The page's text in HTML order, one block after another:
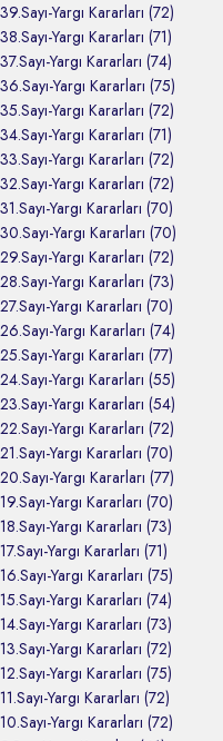
39.Sayı-Yargı Kararları (72)
38.Sayı-Yargı Kararları (71)
37.Sayı-Yargı Kararları (74)
36.Sayı-Yargı Kararları (75)
35.Sayı-Yargı Kararları (72)
34.Sayı-Yargı Kararları (71)
33.Sayı-Yargı Kararları (72)
32.Sayı-Yargı Kararları (72)
31.Sayı-Yargı Kararları (70)
30.Sayı-Yargı Kararları (70)
29.Sayı-Yargı Kararları (72)
28.Sayı-Yargı Kararları (73)
27.Sayı-Yargı Kararları (70)
26.Sayı-Yargı Kararları (74)
25.Sayı-Yargı Kararları (77)
24.Sayı-Yargı Kararları (55)
23.Sayı-Yargı Kararları (54)
22.Sayı-Yargı Kararları (72)
21.Sayı-Yargı Kararları (70)
20.Sayı-Yargı Kararları (77)
19.Sayı-Yargı Kararları (70)
18.Sayı-Yargı Kararları (73)
17.Sayı-Yargı Kararları (71)
16.Sayı-Yargı Kararları (75)
15.Sayı-Yargı Kararları (74)
14.Sayı-Yargı Kararları (73)
13.Sayı-Yargı Kararları (72)
12.Sayı-Yargı Kararları (75)
11.Sayı-Yargı Kararları (72)
10.Sayı-Yargı Kararları (72)